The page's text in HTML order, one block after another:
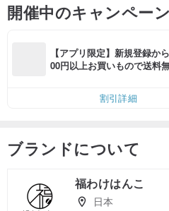
開催中のキャンペーン
【アプリ限定】新規登録か
00円以上お買いもので送料
割引詳細
ブランドについて
福わけはんこ
日本